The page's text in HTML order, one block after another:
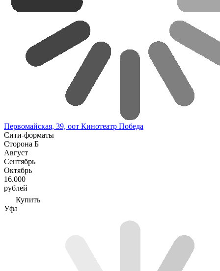
Первомайская, 39, оот Кинотеатр Победа
Сити-форматы
Сторона Б
Август
Сентябрь
Октябрь
16.000
рублей
Купить
Уфа